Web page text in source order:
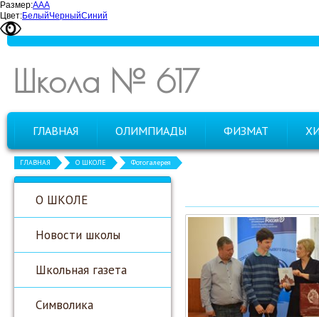
Размер:ААА
Цвет:БелыйЧерныйСиний
Школа № 617
ГЛАВНАЯ ОЛИМПИАДЫ ФИЗМАТ
ГЛАВНАЯ О ШКОЛЕ Фотогалерея
О ШКОЛЕ
Новости школы
Школьная газета
Символика